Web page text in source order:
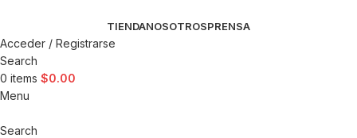
TIENDANOSOTROSPRENSA
Acceder / Registrarse
Search
0 items $0.00
Menu
Search